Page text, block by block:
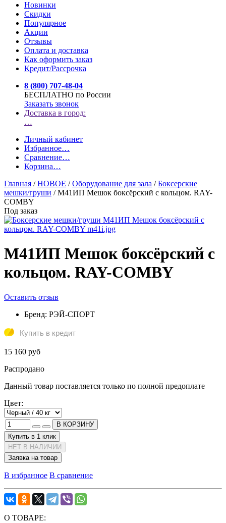
Новинки
Скидки
Популярное
Акции
Отзывы
Оплата и доставка
Как оформить заказ
Кредит/Рассрочка
8 (800) 707-48-04
БЕСПЛАТНО по России
Заказать звонок
Доставка в город:
…
Личный кабинет
Избранное…
Сравнение…
Корзина…
Главная /НОВОЕ /Оборудование для зала /Боксерские
мешки/груши /М41ИП Мешок боксёрский c кольцом. RAY-
COMBY
Под заказ
М41ИП Мешок боксёрский c
кольцом. RAY-COMBY
Оставить отзыв
Бренд: РЭЙ-СПОРТ
Купить в кредит
15 160 руб
Распродано
Данный товар поставляется только по полной предоплате
Цвет:
В КОРЗИНУ
Купить в 1 клик
НЕТ В НАЛИЧИИ
Заявка на товар
В избранное В сравнение
О ТОВАРЕ: